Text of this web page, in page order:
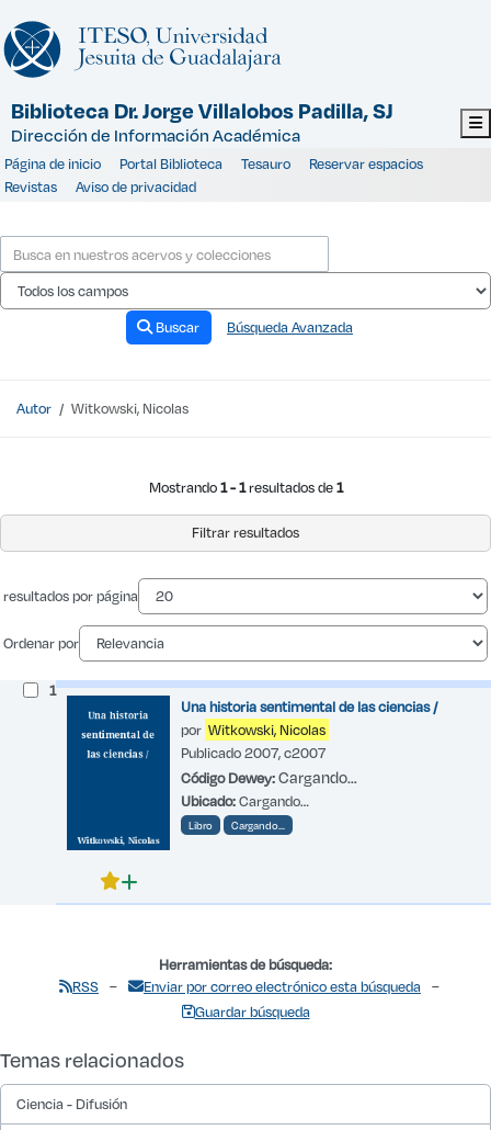
Biblioteca Dr. Jorge Villalobos Padilla, SJ
Dirección de Información Académica
Página de inicio Portal Biblioteca Tesauro
Reservar espacios
Revistas
Aviso de privacidad
Buscar Búsqueda Avanzada
Autor Witkowski, Nicolas
Mostrando1 - 1resultados de1
Filtrar resultados
resultados por página
Ordenar por
1
Una historia sentimental de las ciencias /
por Witkowski, Nicolas
Publicado 2007, c2007
Código Dewey:Cargando…
Ubicado:Cargando…
Libro Cargando…
Herramientas de búsqueda:
RSS
Enviar por correo electrónico esta búsqueda
Guardar búsqueda
Temas relacionados
Ciencia - Difusión